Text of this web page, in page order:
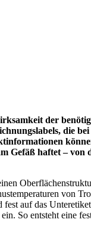
der
die bei
Gefäß haftet – von
von
auf das
So entsteht eine